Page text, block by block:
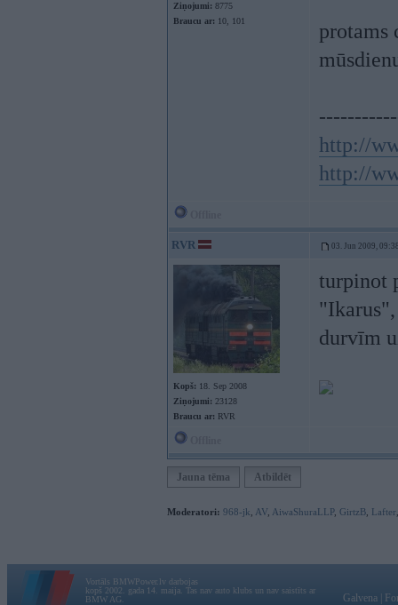
Ziņojumi: 8775
Braucu ar: 10, 101
protams
http://
http://
RVR 03. Jun 2009,
Kopš: 18. Sep 2008
Ziņojumi: 23128
Braucu ar: RVR
turpinot
durvīm
Jauna tēma Atbildēt
Moderatori: 968-jk AV AiwaShuraLLP, GirtzB Lafter
Vortāls BMWPower.lv darbojas
kopš 2002. gada 14. maija. Tas nav auto klubs un nav saistīts ar
BMW AG.
Galvena